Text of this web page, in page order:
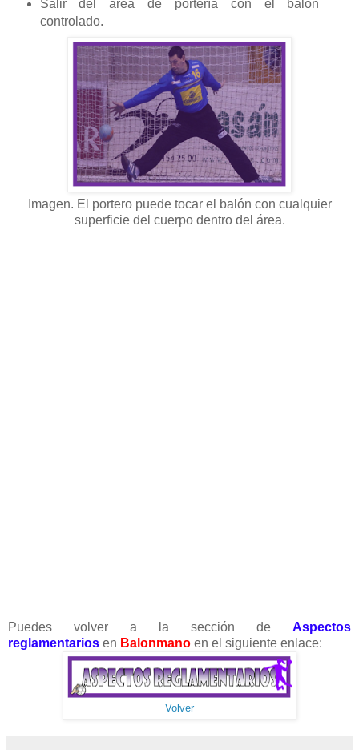
Salir del área de portería con el balón
controlado.
Imagen. El portero puede tocar el balón con cualquier
superficie del cuerpo dentro del área.
Puedes volver a la sección de Aspectos
reglamentarios en Balonmano en el siguiente enlace:
Volver